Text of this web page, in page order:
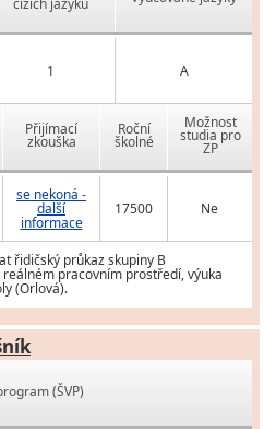
cizích jazyků
1 A
Přijímací
zkouška
Roční
školné
Možnost
studia pro
ZP
se nekoná -
další
informace
17500 Ne
řidičský průkaz skupiny B
pracovním prostředí, výuka
(Orlová).
(ŠVP)